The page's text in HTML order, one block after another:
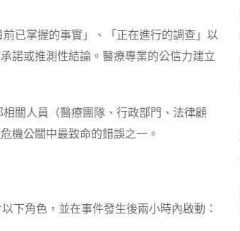
已掌握的事實」、「正在進行的調查」以
諾或推測性結論。醫療專業的公信力建立
關人員（醫療團隊、行政部門、法律顧
機公關中最致命的錯誤之一。
下角色，並在事件發生後兩小時內啟動：